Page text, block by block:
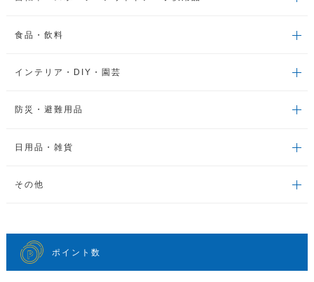
食品・飲料
インテリア・DIY・園芸
防災・避難用品
日用品・雑貨
その他
ポイント数